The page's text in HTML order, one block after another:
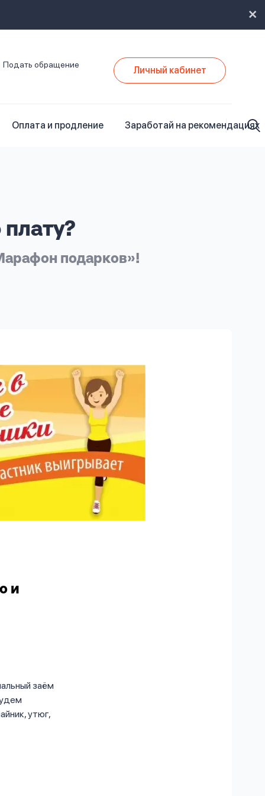
Подать обращение Личный кабинет
Оплата и продление Заработай на рекомендациях
подарков»!
и
заём
утюг,